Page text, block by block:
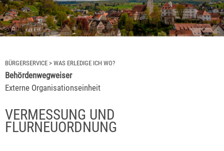
BÜRGERSERVICE > WAS ERLEDIGE ICH WO?
Behördenwegweiser
Externe Organisationseinheit
VERMESSUNG UND
FLURNEUORDNUNG